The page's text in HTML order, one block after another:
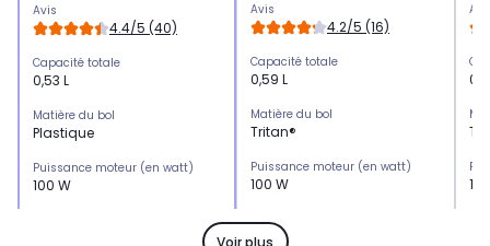
Avis
4.4/5 (40)
Capacité totale
0,53 L
Matière du bol
Plastique
Puissance moteur (en watt)
100 W
Nombre de tours minutes maxi
Avis
4.2/5 (16)
Capacité totale
0,59 L
Matière du bol
Tritan®
Puissance moteur (en watt)
100 W
Nombre de tours minutes maxi
17.500 tr/mn
Voir plus